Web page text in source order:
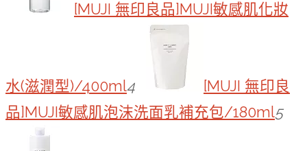
[MUJI 無印良品]MUJI敏感肌化妝
水(滋潤型)/400ml4
[MUJI 無印良
品]MUJI敏感肌泡沫洗面乳補充包/180ml5